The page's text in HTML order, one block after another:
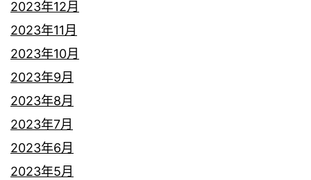
2023年12月
2023年11月
2023年10月
2023年9月
2023年8月
2023年7月
2023年6月
2023年5月